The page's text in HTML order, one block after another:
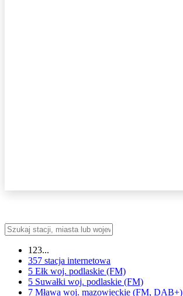
123...
357 stacja internetowa
5 Ełk woj. podlaskie (FM)
5 Suwałki woj. podlaskie (FM)
7 Mława woj. mazowieckie (FM, DAB+)